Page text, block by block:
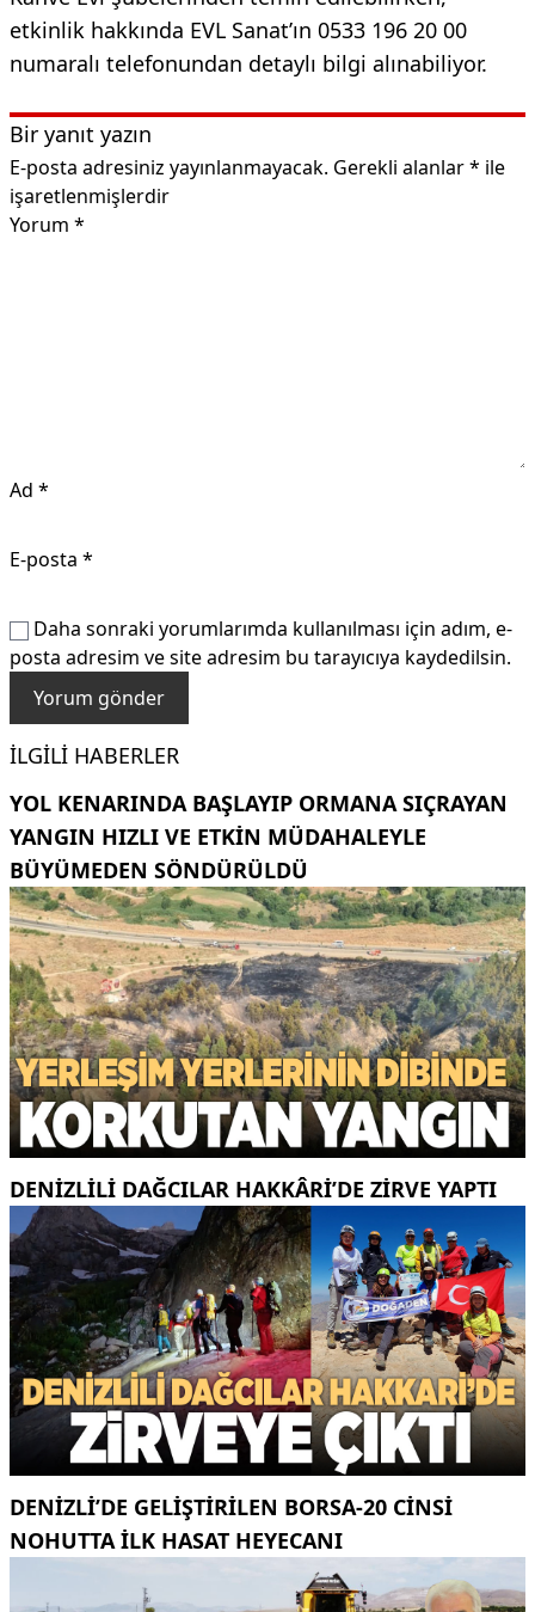
etkinlik hakkında EVL Sanat’ın 0533 196 20 00
numaralı telefonundan detaylı bilgi alınabiliyor.
Bir yanıt yazın
E-posta adresiniz yayınlanmayacak. Gerekli alanlar* ile
işaretlenmişlerdir
Yorum *
Ad *
E-posta *
Daha sonraki yorumlarımda kullanılması için adım, e-
posta adresim ve site adresim bu tarayıcıya kaydedilsin.
İLGILI HABERLER
YOL KENARINDA BAŞLAYIP ORMANA SIÇRAYAN
YANGIN HIZLI VE ETKIN MÜDAHALEYLE
BÜYÜMEDEN SÖNDÜRÜLDÜ
DENIZLILI DAĞCILAR HAKKÂRI’DE ZIRVE YAPTI
DENIZLI’DE GELIŞTIRILEN BORSA-20 CINSI
NOHUTTA ILK HASAT HEYECANI